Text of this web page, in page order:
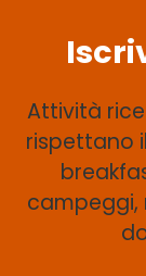
Attività
rispettano
campeggi,